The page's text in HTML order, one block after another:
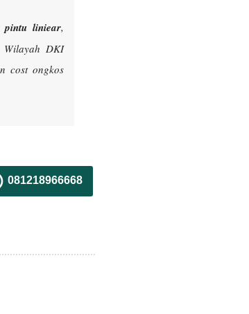
liniear,
Wilayah DKI
cost ongkos
081218966668